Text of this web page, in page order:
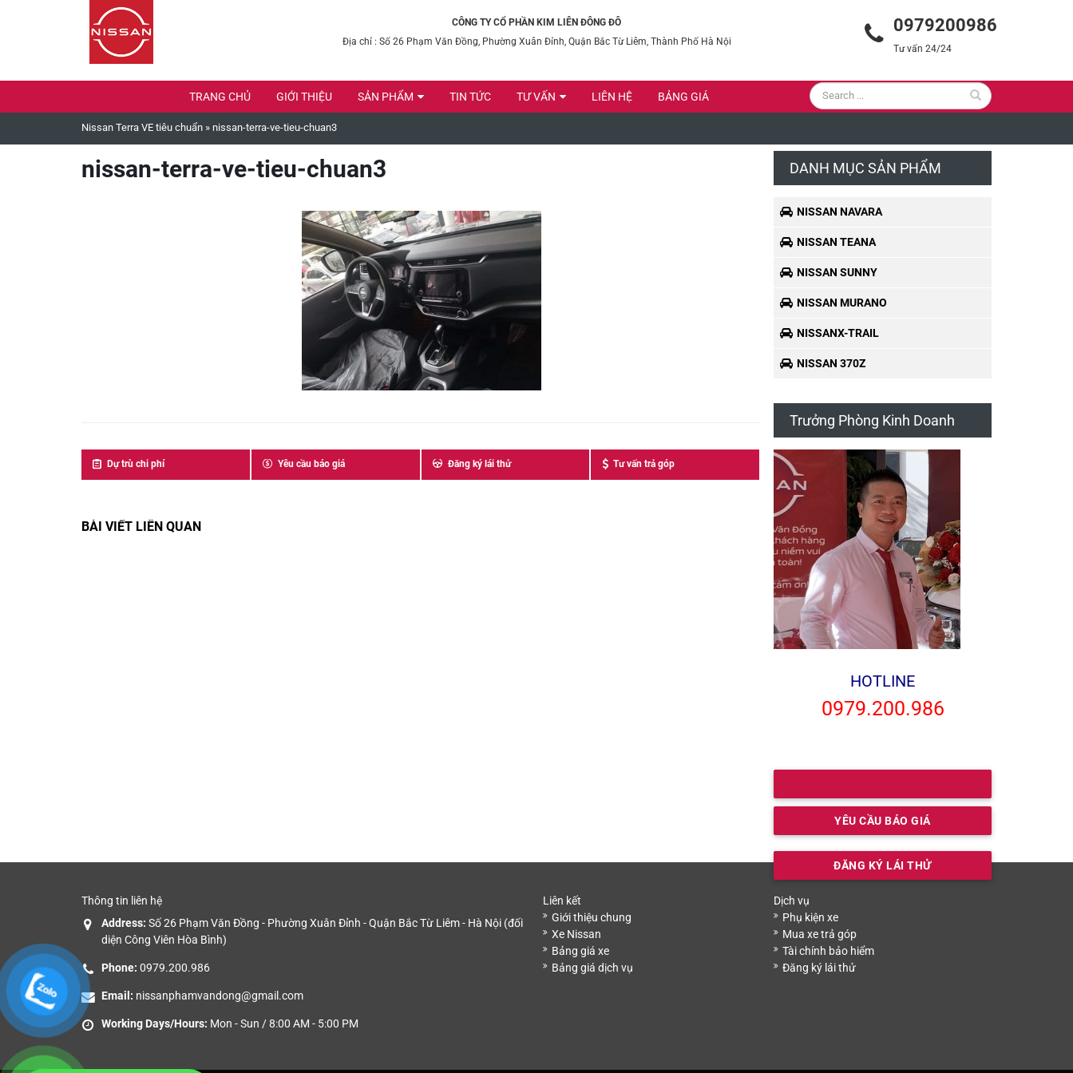
CÔNG TY CỔ PHẦN KIM LIÊN ĐÔNG ĐÔ
Địa chỉ : Số 26 Phạm Văn Đồng, Phường Xuân Đỉnh, Quận Bắc Từ Liêm, Thành Phố Hà Nội
0979200986
Tư vấn 24/24
TRANG CHỦ GIỚI THIỆU SẢN PHẨM TIN TỨC TƯ VẤN LIÊN HỆ BẢNG GIÁ
Nissan Terra VE tiêu chuẩn » nissan-terra-ve-tieu-chuan3
nissan-terra-ve-tieu-chuan3
Dự trù chi phí Yêu cầu báo giá Đăng ký lái thử Tư vấn trả góp
BÀI VIẾT LIÊN QUAN
DANH MỤC SẢN PHẨM
NISSAN NAVARA
NISSAN TEANA
NISSAN SUNNY
NISSAN MURANO
NISSANX-TRAIL
NISSAN 370Z
Trưởng Phòng Kinh Doanh
HOTLINE
0979.200.986
YÊU CẦU BÁO GIÁ
ĐĂNG KÝ LÁI THỬ
Thông tin liên hệ
Address: Số 26 Phạm Văn Đồng - Phường Xuân Đỉnh - Quận Bắc Từ Liêm - Hà Nội (đối
diện Công Viên Hòa Bình)
Phone: 0979.200.986
Email: nissanphamvandong@gmail.com
Working Days/Hours: Mon - Sun / 8:00 AM - 5:00 PM
Liên kết
Giới thiệu chung
Xe Nissan
Bảng giá xe
Bảng giá dịch vụ
Dịch vụ
Phụ kiện xe
Mua xe trả góp
Tài chính bảo hiểm
Đăng ký lái thử